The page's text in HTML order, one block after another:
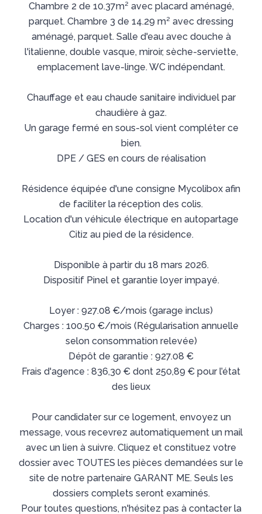
Chambre 2 de 10.37m² avec placard aménagé,
parquet. Chambre 3 de 14.29 m² avec dressing
aménagé, parquet. Salle d'eau avec douche à
l'italienne, double vasque, miroir, sèche-serviette,
emplacement lave-linge. WC indépendant.
Chauffage et eau chaude sanitaire individuel par
chaudière à gaz.
Un garage fermé en sous-sol vient compléter ce
bien.
DPE / GES en cours de réalisation
Résidence équipée d'une consigne Mycolibox afin
de faciliter la réception des colis.
Location d'un véhicule électrique en autopartage
Citiz au pied de la résidence.
Disponible à partir du 18 mars 2026.
Dispositif Pinel et garantie loyer impayé.
Loyer : 927.08 €/mois (garage inclus)
Charges : 100.50 €/mois (Régularisation annuelle
selon consommation relevée)
Dépôt de garantie : 927.08 €
Frais d'agence : 836,30 € dont 250,89 € pour l’état
des lieux
Pour candidater sur ce logement, envoyez un
message, vous recevrez automatiquement un mail
avec un lien à suivre. Cliquez et constituez votre
dossier avec TOUTES les pièces demandées sur le
site de notre partenaire GARANT ME. Seuls les
dossiers complets seront examinés.
Pour toutes questions, n'hésitez pas à contacter la